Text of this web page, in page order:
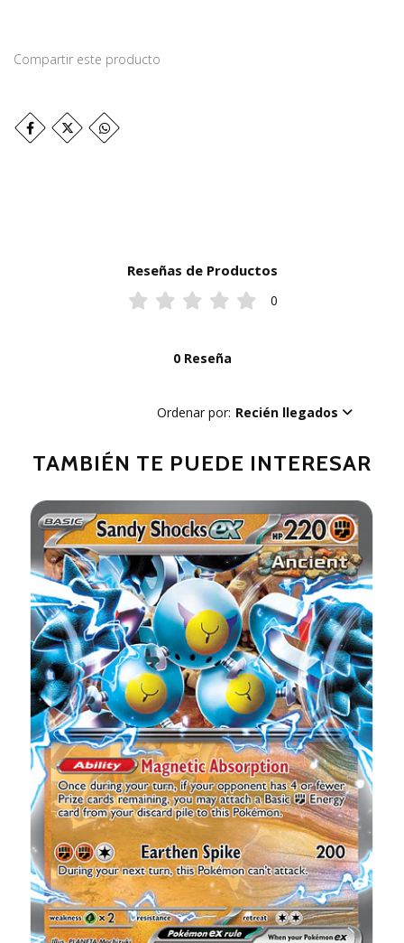
Compartir este producto
Reseñas de Productos
0
0 Reseña
Ordenar por: Recién llegados
TAMBIÉN TE PUEDE INTERESAR